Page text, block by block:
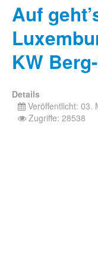
Auf
KW
Details
Veröffentlicht: 03.
Zugriffe: 28538